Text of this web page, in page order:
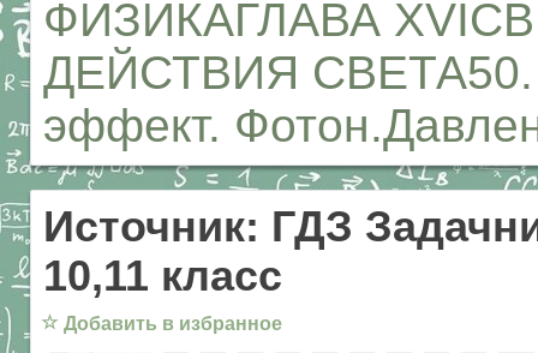
ФИЗИКАГЛАВА
ДЕЙСТВИЯ СВЕТА50.
эффект.
Источник: ГДЗ
10,11 класс
☆ Добавить в избранное